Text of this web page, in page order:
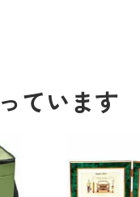
ています